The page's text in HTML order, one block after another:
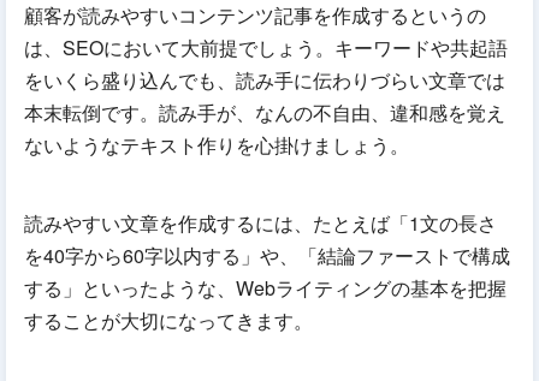
顧客が読みやすいコンテンツ記事を作成するというの
は、SEOにおいて大前提でしょう。キーワードや共起語
をいくら盛り込んでも、読み手に伝わりづらい文章では
本末転倒です。読み手が、なんの不自由、違和感を覚え
ないようなテキスト作りを心掛けましょう。
読みやすい文章を作成するには、たとえば「1文の長さ
を40字から60字以内する」や、「結論ファーストで構成
する」といったような、Webライティングの基本を把握
することが大切になってきます。